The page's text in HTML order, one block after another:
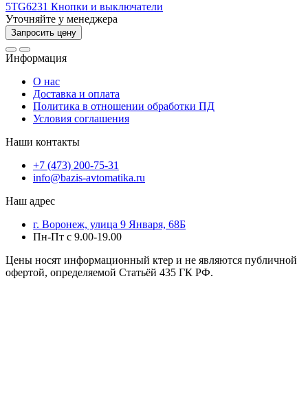
5TG6231 Кнопки и выключатели
Уточняйте у менеджера
Запросить цену
Информация
О нас
Доставка и оплата
Политика в отношении обработки ПД
Условия соглашения
Наши контакты
+7 (473) 200-75-31
info@bazis-avtomatika.ru
Наш адрес
г. Воронеж, улица 9 Января, 68Б
Пн-Пт с 9.00-19.00
Цены носят информационный ктер и не являются публичной
офертой, определяемой Статьёй 435 ГК РФ.